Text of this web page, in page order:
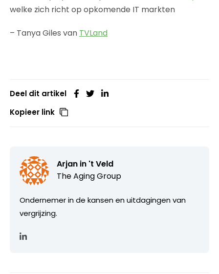
welke zich richt op opkomende IT markten
– Tanya Giles van TVLand
Deel dit artikel
Kopieer link
Arjan in 't Veld
The Aging Group
Ondernemer in de kansen en uitdagingen van
vergrijzing.